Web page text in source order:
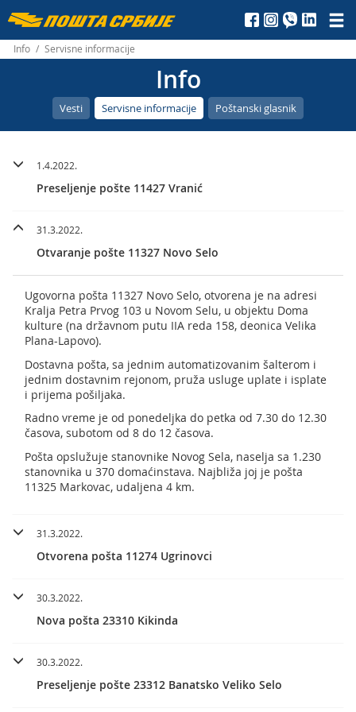
Пошта
Србије
д.о.о.
Info / Servisne informacije
Info
Vesti Servisne informacije Poštanski glasnik
1.4.2022.
Preseljenje pošte 11427 Vranić
31.3.2022.
Otvaranje pošte 11327 Novo Selo
Ugovorna pošta 11327 Novo Selo, otvorena je na adresi
Kralja Petra Prvog 103 u Novom Selu, u objektu Doma
kulture (na državnom putu IIA reda 158, deonica Velika
Plana-Lapovo).
Dostavna pošta, sa jednim automatizovanim šalterom i
jednim dostavnim rejonom, pruža usluge uplate i isplate
i prijema pošiljaka.
Radno vreme je od ponedeljka do petka od 7.30 do 12.30
časova, subotom od 8 do 12 časova.
Pošta opslužuje stanovnike Novog Sela, naselja sa 1.230
stanovnika u 370 domaćinstava. Najbliža joj je pošta
11325 Markovac, udaljena 4 km.
31.3.2022.
Otvorena pošta 11274 Ugrinovci
30.3.2022.
Nova pošta 23310 Kikinda
30.3.2022.
Preseljenje pošte 23312 Banatsko Veliko Selo